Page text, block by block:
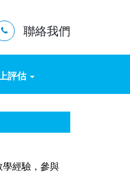
聯絡我們
評估
學經驗，參與